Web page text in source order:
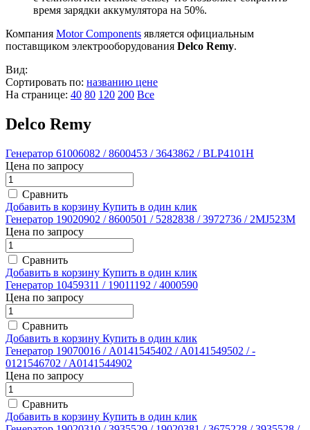
время зарядки аккумулятора на 50%.
Компания Motor Components является официальным
поставщиком электрооборудования Delco Remy.
Вид:
Сортировать по: названию цене
На странице: 40 80 120 200 Все
Delco Remy
Генератор 61006082 / 8600453 / 3643862 / BLP4101H
Цена по запросу
Сравнить
Добавить в корзину Купить в один клик
Генератор 19020902 / 8600501 / 5282838 / 3972736 / 2MJ523M
Цена по запросу
Сравнить
Добавить в корзину Купить в один клик
Генератор 10459311 / 19011192 / 4000590
Цена по запросу
Сравнить
Добавить в корзину Купить в один клик
Генератор 19070016 / A0141545402 / ­A0141549502 / ­
0121546702 / ­A0141544902
Цена по запросу
Сравнить
Добавить в корзину Купить в один клик